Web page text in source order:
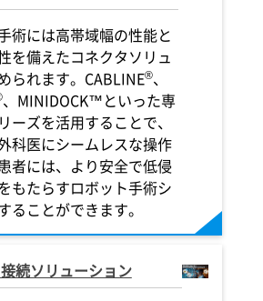
術には高帯域幅の性能と
を備えたコネクタソリュ
られます。CABLINE®、
、MINIDOCK™といった専
ーズを活用することで、
科医にシームレスな操作
者には、より安全で低侵
もたらすロボット手術シ
ることができます。
続ソリューション